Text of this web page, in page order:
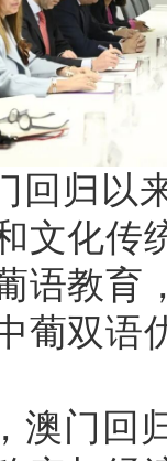
回归以
文化传
语教育
葡双语
澳门回